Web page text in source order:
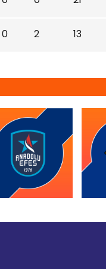
0 2 13